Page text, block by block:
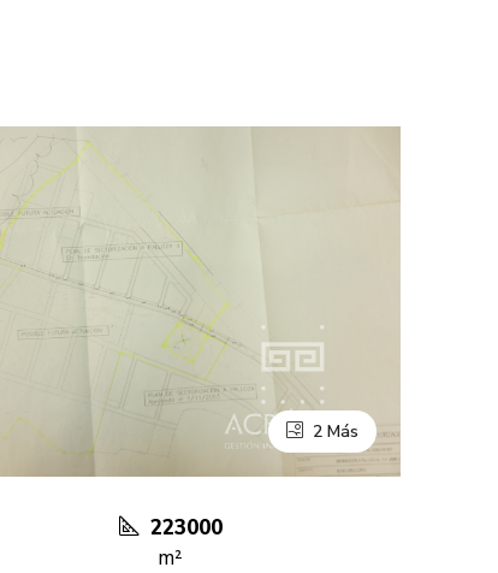
2 Más
223000
m²